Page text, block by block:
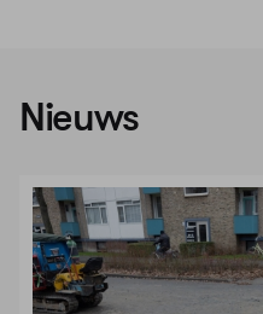
Nieuws